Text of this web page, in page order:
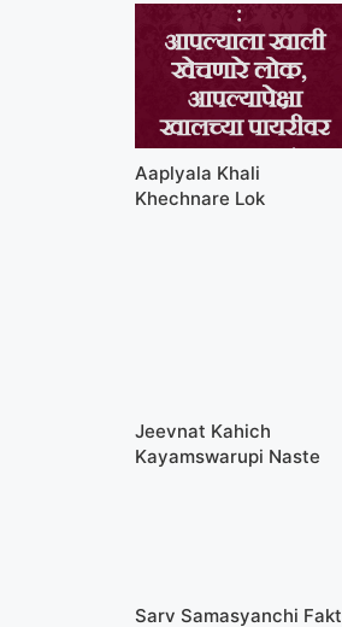
Aaplyala Khali
Khechnare Lok
Jeevnat Kahich
Kayamswarupi Naste
Sarv Samasyanchi Fakt